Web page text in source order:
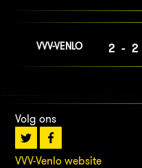
VVV-VENLO 2-2
Volg ons
VVV-Venlo website